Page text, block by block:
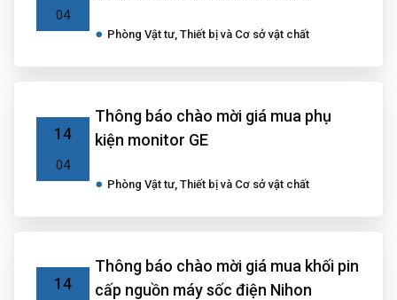
04
Phòng Vật tư, Thiết bị và Cơ sở vật chất
14
04
Thông báo chào mời giá mua phụ
kiện monitor GE
Phòng Vật tư, Thiết bị và Cơ sở vật chất
14
Thông báo chào mời giá mua khối pin
cấp nguồn máy sốc điện Nihon